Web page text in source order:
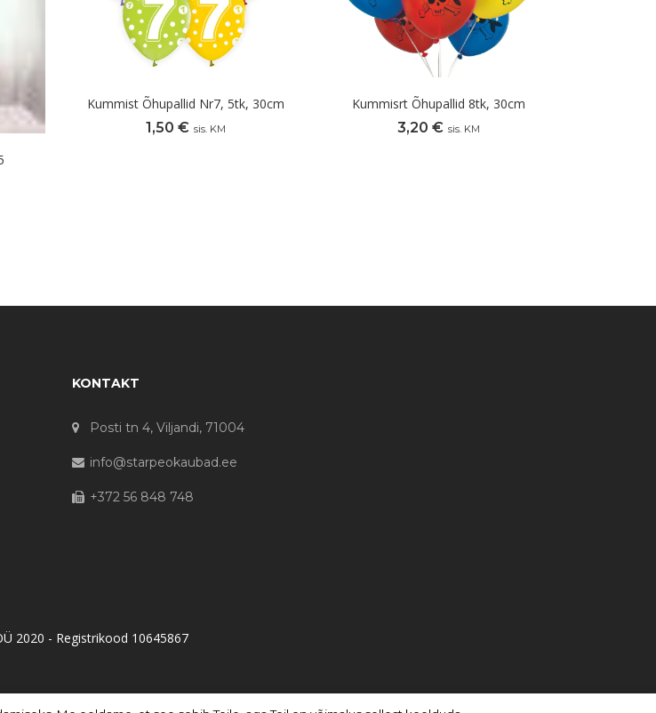
Kummist Õhupallid Nr7, 5tk, 30cm
1,50 € sis. KM
Kummisrt Õhupallid 8tk, 30cm
3,20 € sis. KM
KONTAKT
Posti tn 4, Viljandi, 71004
info@starpeokaubad.ee
+372 56 848 748
2020 - Registrikood 10645867